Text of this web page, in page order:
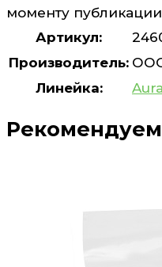
моменту
Артикул:
Производитель:
Линейка: